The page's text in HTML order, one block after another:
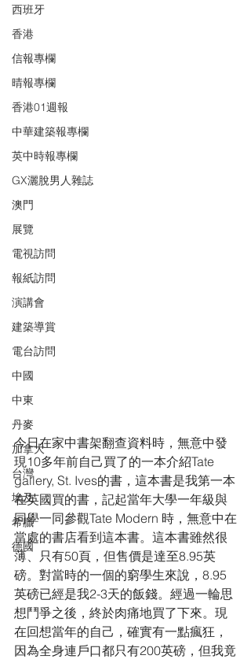
西班牙
香港
信報專欄
晴報專欄
香港01週報
中華建築報專欄
英中時報專欄
GX灑脫男人雜誌
澳門
展覽
電視訪問
報紙訪問
演講會
建築導賞
電台訪問
中國
中東
丹麥
加拿大
台灣
埃及
希臘
德國
今日在家中書架翻查資料時，無意中發
現10多年前自己買了的一本介紹Tate
gallery, St. Ives的書，這本書是我第一本
在英國買的書，記起當年大學一年級與
同學一同參觀Tate Modern 時，無意中在
當處的書店看到這本書。這本書雖然很
薄、只有50頁，但售價是達至8.95英
磅。對當時的一個的窮學生來說，8.95
英磅已經是我2-3天的飯錢。經過一輪思
想鬥爭之後，終於肉痛地買了下來。現
在回想當年的自己，確實有一點瘋狂，
因為全身連戶口都只有200英磅，但我竟